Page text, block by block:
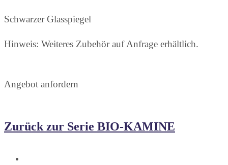
Schwarzer Glasspiegel
Hinweis: Weiteres Zubehör auf Anfrage erhältlich.
Angebot anfordern
Zurück zur Serie BIO-KAMINE